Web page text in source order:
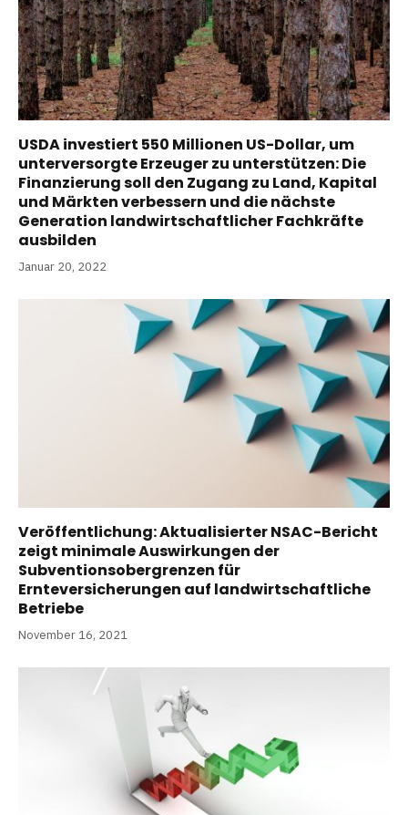
USDA investiert 550 Millionen US-Dollar, um
unterversorgte Erzeuger zu unterstützen: Die
Finanzierung soll den Zugang zu Land, Kapital
und Märkten verbessern und die nächste
Generation landwirtschaftlicher Fachkräfte
ausbilden
Januar 20, 2022
Veröffentlichung: Aktualisierter NSAC-Bericht
zeigt minimale Auswirkungen der
Subventionsobergrenzen für
Ernteversicherungen auf landwirtschaftliche
Betriebe
November 16, 2021